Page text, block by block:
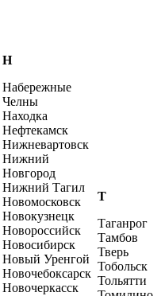
Н
Набережные
Челны
Находка
Нефтекамск
Нижневартовск
Нижний
Новгород
Нижний Тагил
Новомосковск
Новокузнецк
Новороссийск
Новосибирск
Новый Уренгой
Новочебоксарск
Новочеркасск
Т
Таганрог
Тамбов
Тверь
Тобольск
Тольятти